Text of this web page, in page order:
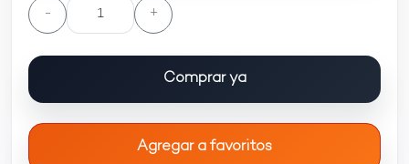
- +
Comprar ya
Agregar a favoritos